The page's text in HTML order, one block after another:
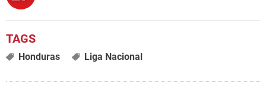
Honduras Liga Nacional